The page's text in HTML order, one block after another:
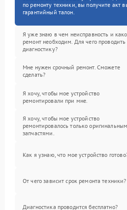
по ремонту техники, вы получите акт
гарантийный талон.
Я уже знаю в чем неисправность и
ремонт необходим. Для чего проводить
диагностику?
Мне нужен срочный ремонт. Сможете
сделать?
Я хочу, чтобы мое устройство
ремонтировали при мне.
Я хочу, чтобы мое устройство
ремонтировалось только
запчастями.
Как я узнаю, что мое устройство
От чего зависит срок ремонта техники?
Диагностика проводится бесплатно?